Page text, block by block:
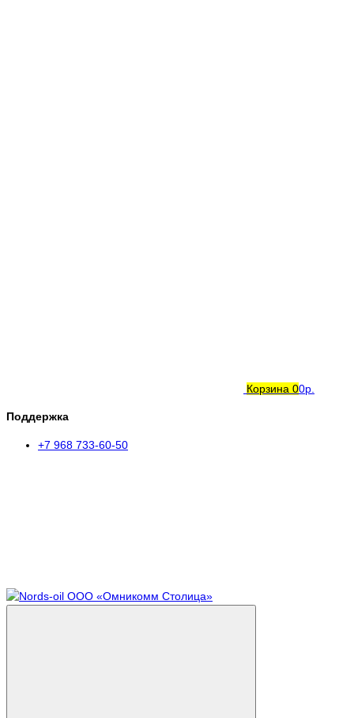
Корзина 00р.
Поддержка
+7 968 733-60-50